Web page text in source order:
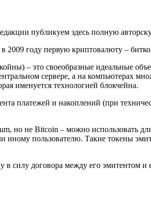
публикуем здесь полную
2009 году первую криптовалюту –
– это своеобразные идеальные
сервере, а на компьютерах
именуется технологией блокчейна.
платежей и накоплений (при
но не Bitcoin – можно использовать
иному пользователю. Такие токены
в силу договора между его эмитентом и